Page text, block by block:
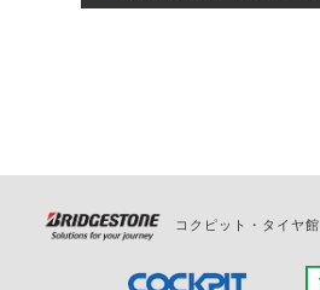
の日時変更につきましては、
コクピット・タイヤ